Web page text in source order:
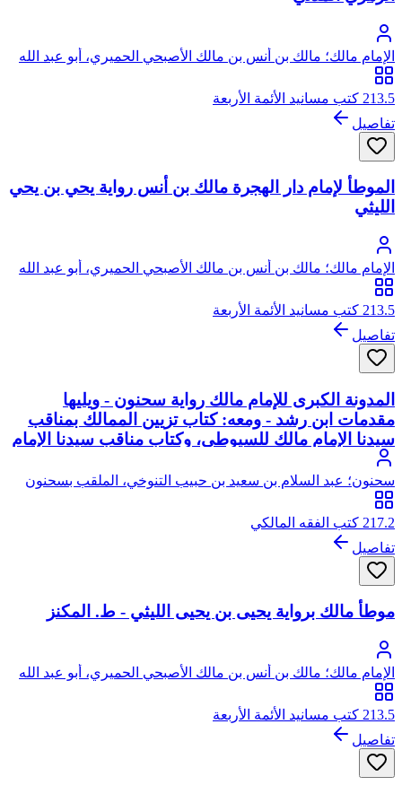
الإمام مالك؛ مالك بن أنس بن مالك الأصبحي الحميري، أبو عبد الله
213.5 كتب مسانيد الأئمة الأربعة
تفاصيل
الموطأ لإمام دار الهجرة مالك بن أنس رواية يحي بن يحي
الليثي
الإمام مالك؛ مالك بن أنس بن مالك الأصبحي الحميري، أبو عبد الله
213.5 كتب مسانيد الأئمة الأربعة
تفاصيل
المدونة الكبرى للإمام مالك رواية سحنون - ويليها
مقدمات ابن رشد - ومعه: كتاب تزيين الممالك بمناقب
سيدنا الإمام مالك للسيوطي، وكتاب مناقب سيدنا الإمام
مالك للزواوي
سحنون؛ عبد السلام بن سعيد بن حبيب التنوخي، الملقب بسحنون
217.2 كتب الفقه المالكي
تفاصيل
موطأ مالك برواية يحيى بن يحيى الليثي - ط. المكنز
الإمام مالك؛ مالك بن أنس بن مالك الأصبحي الحميري، أبو عبد الله
213.5 كتب مسانيد الأئمة الأربعة
تفاصيل